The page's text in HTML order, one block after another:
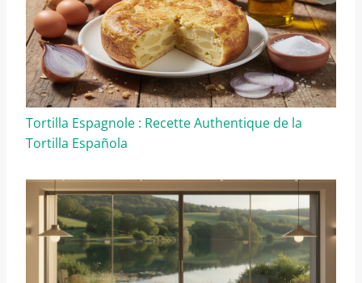
Tortilla Espagnole : Recette Authentique de la
Tortilla Española